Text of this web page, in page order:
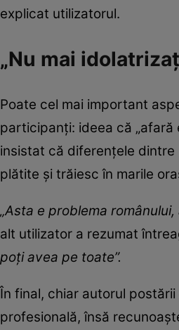
explicat utilizatorul.
„Nu mai
Poate cel mai important
participanți: ideea că „afară
insistat că diferențele dintre
plătite și trăiesc în marile
„Asta e problema
alt utilizator a rezumat
poți avea pe toate”.
În final, chiar autorul
profesională, însă